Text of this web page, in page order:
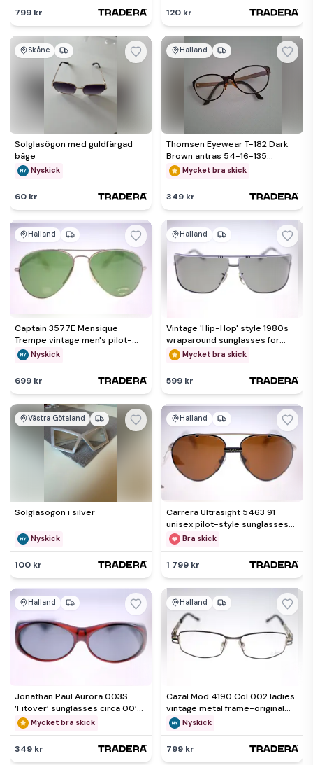
799 kr 120 kr
Skåne
Solglasögon med guldfärgad
båge
Nyskick
60 kr
Halland
Thomsen Eyewear T-182 Dark
Brown antras 54-16-135
Denmark Scandinavian Design
Mycket bra skick
349 kr
Halland
Captain 3577E Mensique
Trempe vintage men's pilot-
style sunglasses-NEW old
stock
Nyskick
699 kr
Halland
Vintage 'Hip-Hop' style 1980s
wraparound sunglasses for
men-Model 3594E-26g
Mycket bra skick
599 kr
Västra Götaland
Solglasögon i silver
Nyskick
100 kr
Halland
Carrera Ultrasight 5463 91
unisex pilot-style sunglasses-
NEW-circa 1980s-brown
Bra skick
1 799 kr
Halland
Jonathan Paul Aurora 003S
‘Fitover’ sunglasses circa 00’s
- NEW - Weight 30g
Mycket bra skick
349 kr
Halland
Cazal Mod 4190 Col 002 ladies
vintage metal frame-original
clear lenses-1980s
Nyskick
799 kr